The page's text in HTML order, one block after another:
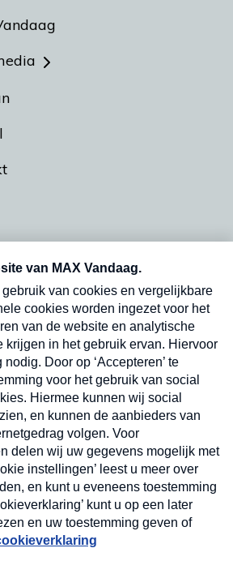
en dinsdagochtend in
Verzend
abonnement op onze
en dinsdagochtend in uw